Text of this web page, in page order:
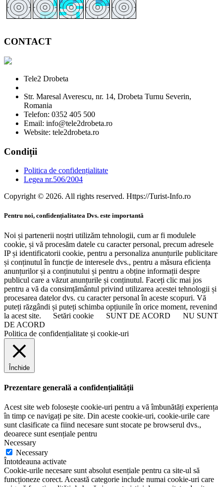
CONTACT
Tele2 Drobeta
Str. Maresal Averescu, nr. 14, Drobeta Turnu Severin,
Romania
Telefon: 0352 405 500
Email: info@tele2drobeta.ro
Website: tele2drobeta.ro
Condiții
Politica de confidențialitate
Legea nr.506/2004
Copyright © 2026. All rights reserved. Https://Turist-Info.ro
Pentru noi, confidențialitatea Dvs. este importantă
Noi și partenerii noștri utilizăm tehnologii, cum ar fi modulele
cookie, și vă procesăm datele cu caracter personal, precum adresele
IP și identificatorii cookie, pentru a personaliza anunțurile publicitare
și conținutul în funcție de interesele dvs., pentru a măsura eficiența
anunțurilor și a conținutului și pentru a obține informații despre
publicul care a văzut anunțurile și conținutul. Faceți clic mai jos
pentru a vă da consimțământul privind utilizarea acestei tehnologii și
procesarea datelor dvs. cu caracter personal în aceste scopuri. Vă
puteți răzgândi și puteți schimba opțiunile în orice moment, revenind
la acest site.
Setări cookie SUNT DE ACORD
NU SUNT
DE ACORD
Politica de confidențialitate și cookie-uri
Închide
Prezentare generală a confidențialității
Acest site web folosește cookie-uri pentru a vă îmbunătăți experiența
în timp ce navigați pe site. Din aceste cookie-uri, cookie-urile care
sunt clasificate ca fiind necesare sunt stocate pe browserul dvs.,
deoarece sunt esențiale pentru
Necessary
Necessary
Întotdeauna activate
Cookie-urile necesare sunt absolut esențiale pentru ca site-ul să
funcționeze corect. Această categorie include numai cookie-uri care